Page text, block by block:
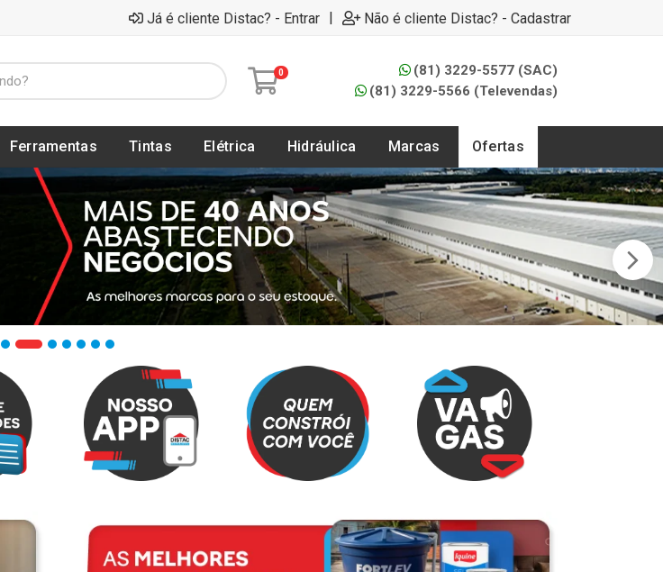
Já é cliente Distac? - Entrar | Não é cliente Distac? - Cadastrar
0
(81) 3229-5577 (SAC)
(81) 3229-5566 (Televendas)
Ferramentas Tintas Elétrica Hidráulica Marcas Ofertas